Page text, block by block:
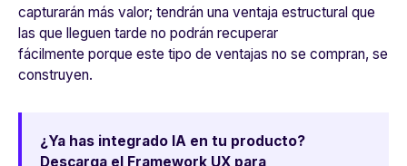
capturarán más valor; tendrán una ventaja estructural que
las que lleguen tarde no podrán recuperar
fácilmente porque este tipo de ventajas no se compran, se
construyen.
¿Ya has integrado IA en tu producto?
Descarga el Framework UX para